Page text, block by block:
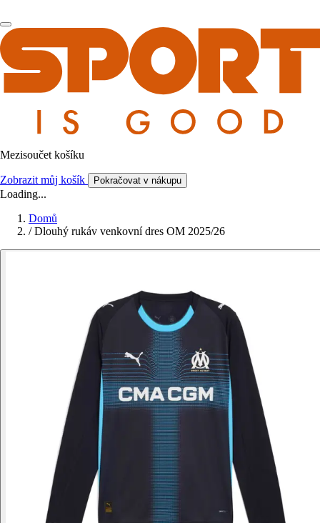
Mezisoučet košíku
Zobrazit můj košík Pokračovat v nákupu
Loading...
Domů
/ Dlouhý rukáv venkovní dres OM 2025/26